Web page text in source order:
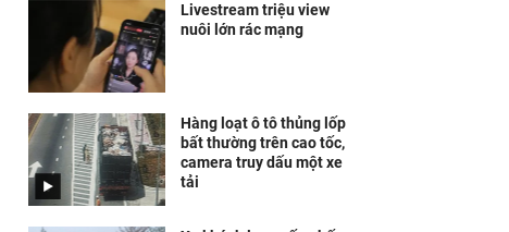
Livestream triệu view
nuôi lớn rác mạng
Hàng loạt ô tô thủng lốp
bất thường trên cao tốc,
camera truy dấu một xe
tải